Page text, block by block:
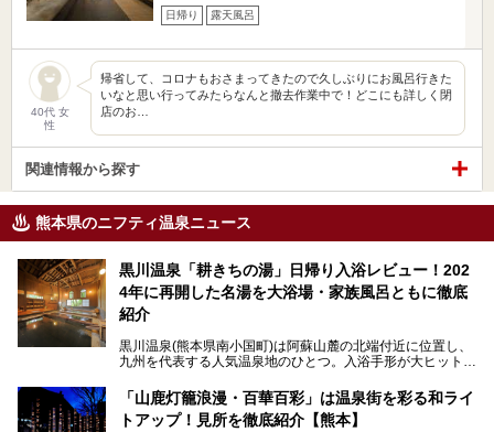
日帰り 露天風呂
40代 女
性
帰省して、コロナもおさまってきたので久しぶりにお風呂行きた
いなと思い行ってみたらなんと撤去作業中で！どこにも詳しく閉
店のお…
関連情報から探す
熊本県のニフティ温泉ニュース
黒川温泉「耕きちの湯」日帰り入浴レビュー！202
4年に再開した名湯を大浴場・家族風呂ともに徹底
紹介
黒川温泉(熊本県南小国町)は阿蘇山麓の北端付近に位置し、
九州を代表する人気温泉地のひとつ。入浴手形が大ヒット
す。
中でも「耕きち(こうきち)の湯」は露天風呂を持たないもの
「山鹿灯籠浪漫・百華百彩」は温泉街を彩る和ライ
トアップ！見所を徹底紹介【熊本】